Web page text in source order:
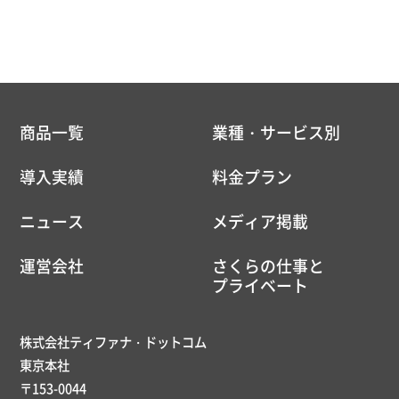
商品一覧
業種・サービス別
導入実績
料金プラン
ニュース
メディア掲載
運営会社
さくらの仕事と
プライベート
株式会社ティファナ・ドットコム
東京本社
〒153-0044